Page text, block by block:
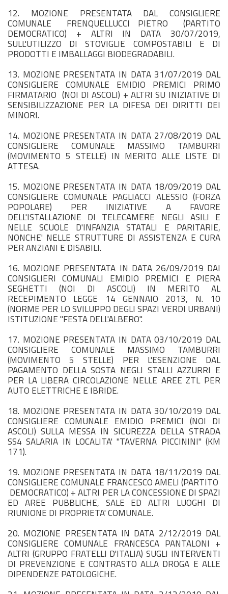
12. MOZIONE PRESENTATA DAL CONSIGLIERE
COMUNALE FRENQUELLUCCI PIETRO (PARTITO
DEMOCRATICO) + ALTRI IN DATA 30/07/2019,
SULL'UTILIZZO DI STOVIGLIE COMPOSTABILI E DI
PRODOTTI E IMBALLAGGI BIODEGRADABILI.
13. MOZIONE PRESENTATA IN DATA 31/07/2019 DAL
CONSIGLIERE COMUNALE EMIDIO PREMICI PRIMO
FIRMATARIO (NOI DI ASCOLI) + ALTRI SU INIZIATIVE DI
SENSIBILIZZAZIONE PER LA DIFESA DEI DIRITTI DEI
MINORI.
14. MOZIONE PRESENTATA IN DATA 27/08/2019 DAL
CONSIGLIERE COMUNALE MASSIMO TAMBURRI
(MOVIMENTO 5 STELLE) IN MERITO ALLE LISTE DI
ATTESA.
15. MOZIONE PRESENTATA IN DATA 18/09/2019 DAL
CONSIGLIERE COMUNALE PAGLIACCI ALESSIO (FORZA
POPOLARE) PER INIZIATIVE A FAVORE
DELL'ISTALLAZIONE DI TELECAMERE NEGLI ASILI E
NELLE SCUOLE D'INFANZIA STATALI E PARITARIE,
NONCHE' NELLE STRUTTURE DI ASSISTENZA E CURA
PER ANZIANI E DISABILI.
16. MOZIONE PRESENTATA IN DATA 26/09/2019 DAI
CONSIGLIERI COMUNALI EMIDIO PREMICI E PIERA
SEGHETTI (NOI DI ASCOLI) IN MERITO AL
RECEPIMENTO LEGGE 14 GENNAIO 2013, N. 10
(NORME PER LO SVILUPPO DEGLI SPAZI VERDI URBANI)
ISTITUZIONE "FESTA DELL'ALBERO".
17. MOZIONE PRESENTATA IN DATA 03/10/2019 DAL
CONSIGLIERE COMUNALE MASSIMO TAMBURRI
(MOVIMENTO 5 STELLE) PER L'ESENZIONE DAL
PAGAMENTO DELLA SOSTA NEGLI STALLI AZZURRI E
PER LA LIBERA CIRCOLAZIONE NELLE AREE ZTL PER
AUTO ELETTRICHE E IBRIDE.
18. MOZIONE PRESENTATA IN DATA 30/10/2019 DAL
CONSIGLIERE COMUNALE EMIDIO PREMICI (NOI DI
ASCOLI) SULLA MESSA IN SICUREZZA DELLA STRADA
SS4 SALARIA IN LOCALITA' "TAVERNA PICCININI" (KM
171).
19. MOZIONE PRESENTATA IN DATA 18/11/2019 DAL
CONSIGLIERE COMUNALE FRANCESCO AMELI (PARTITO
DEMOCRATICO) + ALTRI PER LA CONCESSIONE DI SPAZI
ED AREE PUBBLICHE, SALE ED ALTRI LUOGHI DI
RIUNIONE DI PROPRIETA' COMUNALE.
20. MOZIONE PRESENTATA IN DATA 2/12/2019 DAL
CONSIGLIERE COMUNALE FRANCESCA PANTALONI +
ALTRI (GRUPPO FRATELLI D'ITALIA) SUGLI INTERVENTI
DI PREVENZIONE E CONTRASTO ALLA DROGA E ALLE
DIPENDENZE PATOLOGICHE.